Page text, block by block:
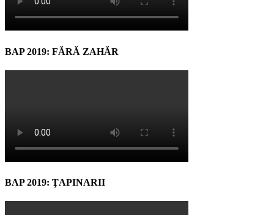
BAP 2019: FĂRĂ ZAHĂR
BAP 2019: ŢAPINARII